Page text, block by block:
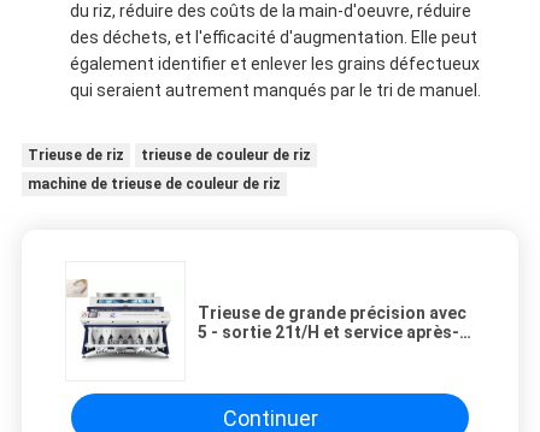
du riz, réduire des coûts de la main-d'oeuvre, réduire
des déchets, et l'efficacité d'augmentation. Elle peut
également identifier et enlever les grains défectueux
qui seraient autrement manqués par le tri de manuel.
Trieuse de riz
trieuse de couleur de riz
machine de trieuse de couleur de riz
Trieuse de grande précision avec
5 - sortie 21t/H et service après-
Continuer